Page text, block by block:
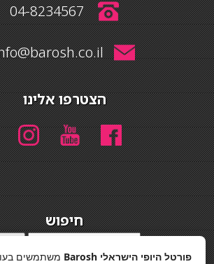
04-8234567
הצטרפו אלינו
חיפוש
פורטל היופי הישראלי Barosh
משתמשים